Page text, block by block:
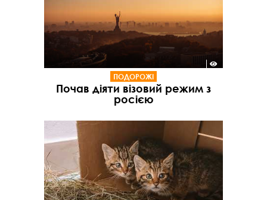
ПОДОРОЖІ
Почав діяти візовий режим з
росією